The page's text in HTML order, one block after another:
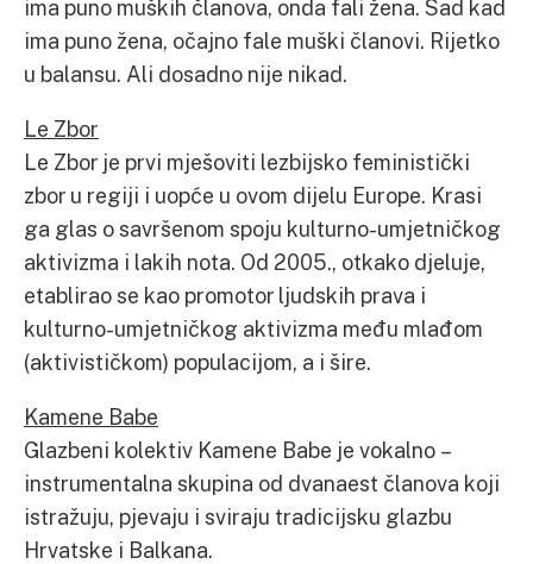
ima puno muških članova, onda fali žena. Sad kad
ima puno žena, očajno fale muški članovi. Rijetko
u balansu. Ali dosadno nije nikad.
Le Zbor
Le Zbor je prvi mješoviti lezbijsko feministički
zbor u regiji i uopće u ovom dijelu Europe. Krasi
ga glas o savršenom spoju kulturno-umjetničkog
aktivizma i lakih nota. Od 2005., otkako djeluje,
etablirao se kao promotor ljudskih prava i
kulturno-umjetničkog aktivizma među mlađom
(aktivističkom) populacijom, a i šire.
Kamene Babe
Glazbeni kolektiv Kamene Babe je vokalno –
instrumentalna skupina od dvanaest članova koji
istražuju, pjevaju i sviraju tradicijsku glazbu
Hrvatske i Balkana.